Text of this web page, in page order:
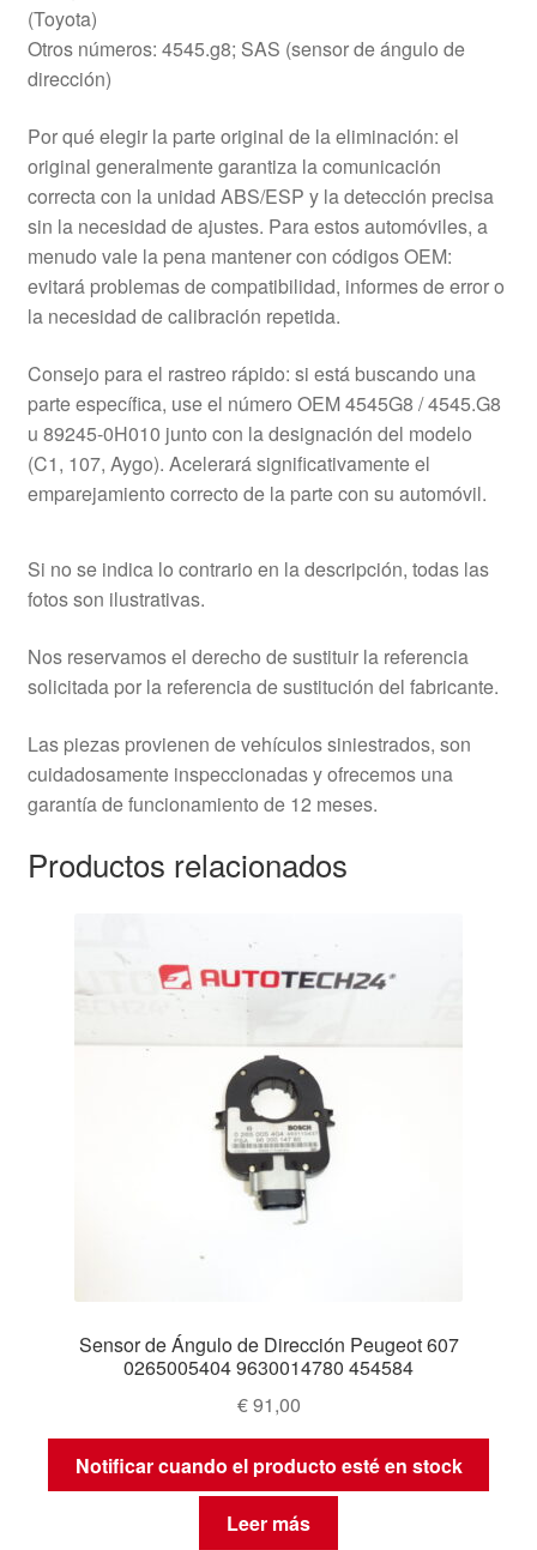
(Toyota)
Otros números: 4545.g8; SAS (sensor de ángulo de
dirección)
Por qué elegir la parte original de la eliminación: el
original generalmente garantiza la comunicación
correcta con la unidad ABS/ESP y la detección precisa
sin la necesidad de ajustes. Para estos automóviles, a
menudo vale la pena mantener con códigos OEM:
evitará problemas de compatibilidad, informes de error o
la necesidad de calibración repetida.
Consejo para el rastreo rápido: si está buscando una
parte específica, use el número OEM 4545G8 / 4545.G8
u 89245-0H010 junto con la designación del modelo
(C1, 107, Aygo). Acelerará significativamente el
emparejamiento correcto de la parte con su automóvil.
Si no se indica lo contrario en la descripción, todas las
fotos son ilustrativas.
Nos reservamos el derecho de sustituir la referencia
solicitada por la referencia de sustitución del fabricante.
Las piezas provienen de vehículos siniestrados, son
cuidadosamente inspeccionadas y ofrecemos una
garantía de funcionamiento de 12 meses.
Productos relacionados
Sensor de Ángulo de Dirección Peugeot 607
0265005404 9630014780 454584
€91,00
Notificar cuando el producto esté en stock
Leer más